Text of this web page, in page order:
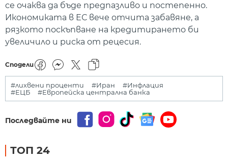
се очаква да бъде предпазливо и постепенно.
Икономиката в ЕС вече отчита забавяне, а
рязкото поскъпване на кредитирането би
увеличило и риска от рецесия.
Сподели
#лихвени проценти #Иран
#Инфлация
#ЕЦБ
#Европейска централна банка
Последвайте ни
ТОП 24